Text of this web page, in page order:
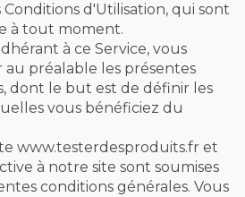
d'Utilisation, qui sont
à tout moment.
à ce Service, vous
préalable les présentes
dont le but est de définir les
vous bénéficiez du
www.testerdesproduits.fr et
à notre site sont soumises
conditions générales. Vous